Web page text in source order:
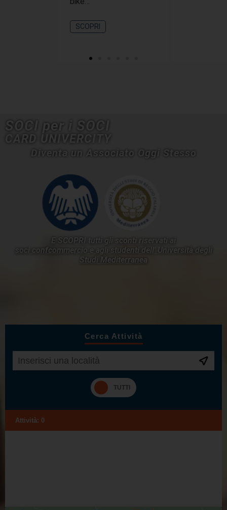
SCOPRI
SOCI per i SOCI
CARD UNIVERCITY
Diventa un Associato Oggi Stesso
E SCOPRI tutti gli sconti riservati ai
soci confcommercio e agli studenti dell'
Università degli
Studi Mediterranea
Cerca Attività
Attività: 0